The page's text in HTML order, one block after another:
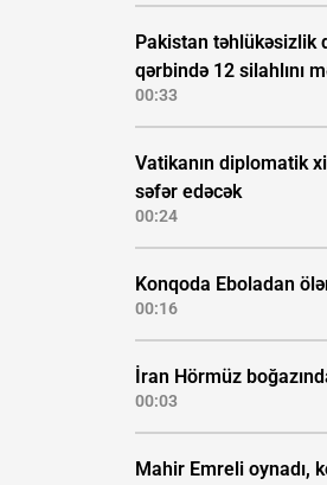
Pakistan təhlükəsizlik
qərbində 12 silahlını
00:33
Vatikanın diplomatik
səfər edəcək
00:24
Konqoda Eboladan
00:16
İran Hörmüz
00:03
Mahir Emreli oynadı,